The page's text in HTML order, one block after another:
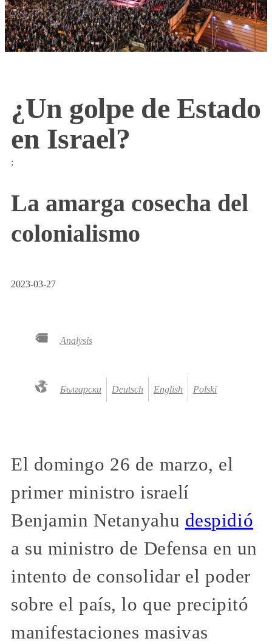
¿Un golpe de Estado
en Israel?
:
La amarga cosecha del
colonialismo
2023-03-27
Analysis
Български Deutsch English Polski
El domingo 26 de marzo, el
primer ministro israelí
Benjamin Netanyahu despidió
a su ministro de Defensa en un
intento de consolidar el poder
sobre el país, lo que precipitó
manifestaciones masivas